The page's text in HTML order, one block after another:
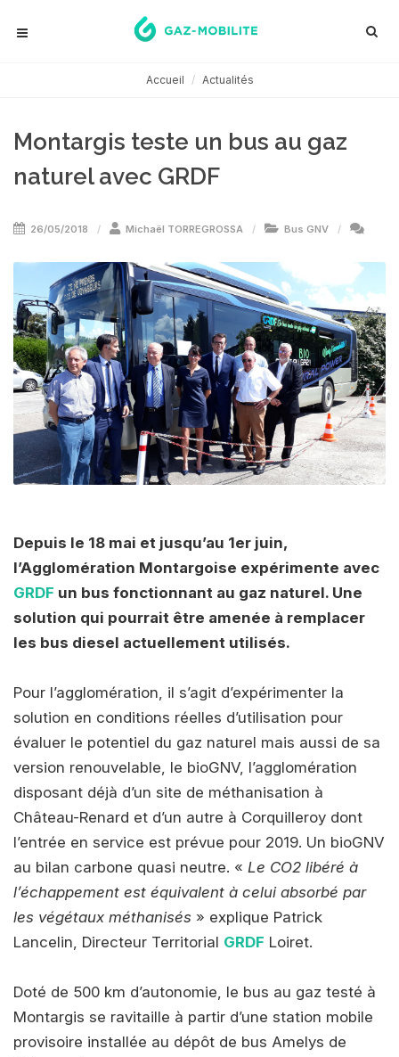
Accueil Actualités
Montargis teste un bus au gaz
naturel avec GRDF
26/05/2018 Michaël TORREGROSSA Bus GNV
Depuis le 18 mai et jusqu’au 1er juin,
l’Agglomération Montargoise expérimente avec
GRDF un bus fonctionnant au gaz naturel. Une
solution qui pourrait être amenée à remplacer
les bus diesel actuellement utilisés.
Pour l’agglomération, il s’agit d’expérimenter la
solution en conditions réelles d’utilisation pour
évaluer le potentiel du gaz naturel mais aussi de sa
version renouvelable, le bioGNV, l’agglomération
disposant déjà d’un site de méthanisation à
Château-Renard et d’un autre à Corquilleroy dont
l’entrée en service est prévue pour 2019. Un bioGNV
au bilan carbone quasi neutre. « Le CO2 libéré à
l’échappement est équivalent à celui absorbé par
les végétaux méthanisés » explique Patrick
Lancelin, Directeur Territorial GRDF Loiret.
Doté de 500 km d’autonomie, le bus au gaz testé à
Montargis se ravitaille à partir d’une station mobile
provisoire installée au dépôt de bus Amelys de